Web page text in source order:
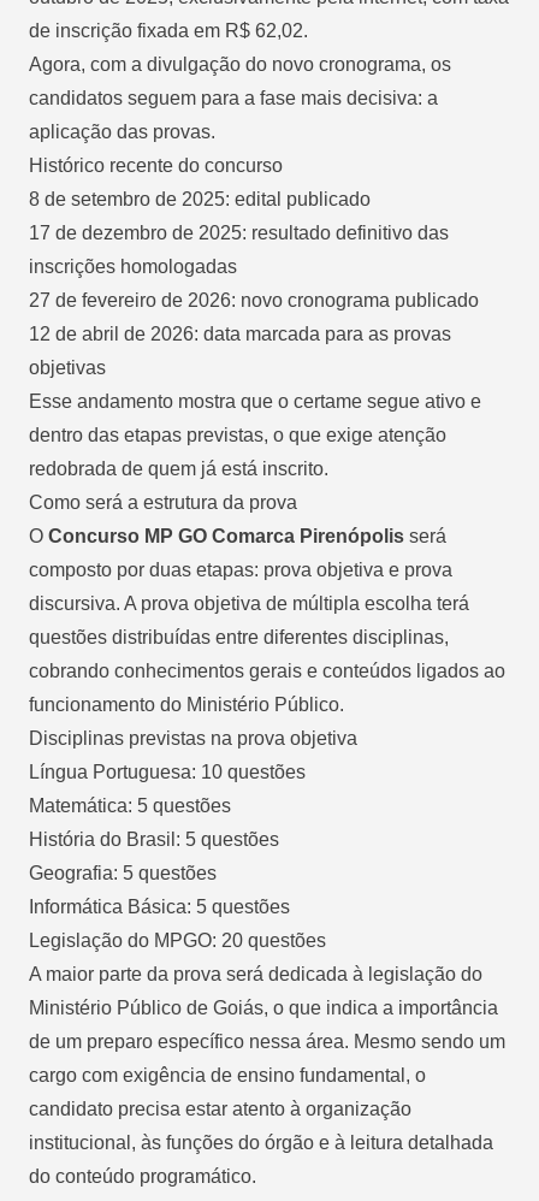
de inscrição fixada em R$ 62,02.
Agora, com a divulgação do novo cronograma, os
candidatos seguem para a fase mais decisiva: a
aplicação das provas.
Histórico recente do concurso
8 de setembro de 2025: edital publicado
17 de dezembro de 2025: resultado definitivo das
inscrições homologadas
27 de fevereiro de 2026: novo cronograma publicado
12 de abril de 2026: data marcada para as provas
objetivas
Esse andamento mostra que o certame segue ativo e
dentro das etapas previstas, o que exige atenção
redobrada de quem já está inscrito.
Como será a estrutura da prova
O Concurso MP GO Comarca Pirenópolis será
composto por duas etapas: prova objetiva e prova
discursiva. A prova objetiva de múltipla escolha terá
questões distribuídas entre diferentes disciplinas,
cobrando conhecimentos gerais e conteúdos ligados ao
funcionamento do Ministério Público.
Disciplinas previstas na prova objetiva
Língua Portuguesa: 10 questões
Matemática: 5 questões
História do Brasil: 5 questões
Geografia: 5 questões
Informática Básica: 5 questões
Legislação do MPGO: 20 questões
A maior parte da prova será dedicada à legislação do
Ministério Público de Goiás, o que indica a importância
de um preparo específico nessa área. Mesmo sendo um
cargo com exigência de ensino fundamental, o
candidato precisa estar atento à organização
institucional, às funções do órgão e à leitura detalhada
do conteúdo programático.